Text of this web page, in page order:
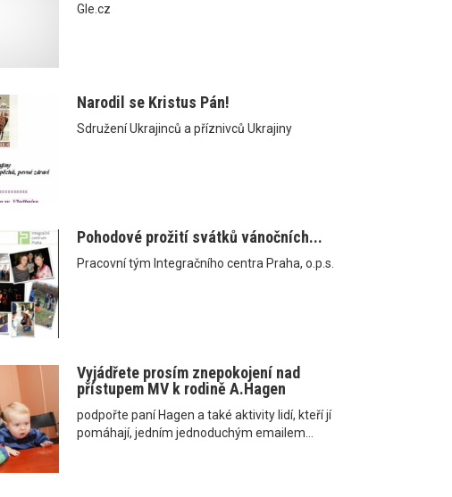
Gle.cz
Narodil se Kristus Pán!
Sdružení Ukrajinců a příznivců Ukrajiny
Pohodové prožití svátků vánočních...
Pracovní tým Integračního centra Praha, o.p.s.
Vyjádřete prosím znepokojení nad
přístupem MV k rodině A.Hagen
podpořte paní Hagen a také aktivity lidí, kteří jí
pomáhají, jedním jednoduchým emailem...